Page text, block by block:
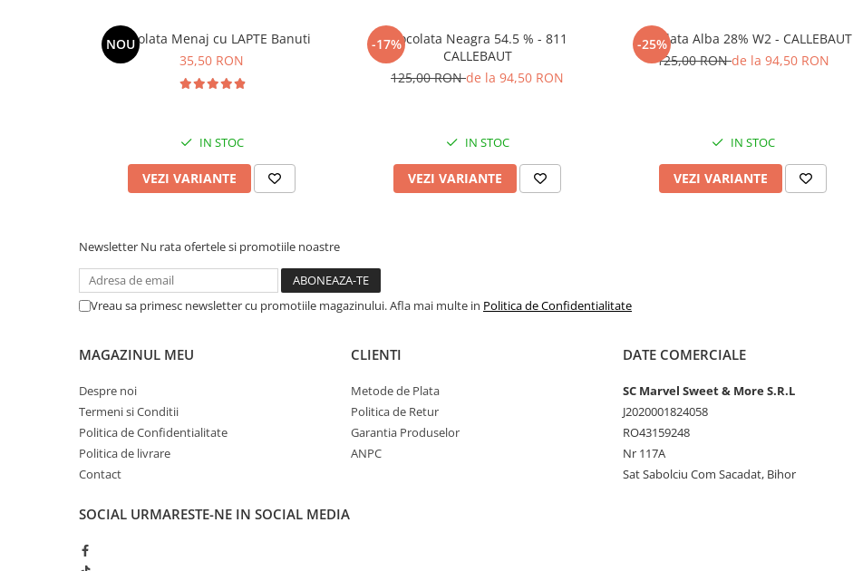
NOU
Ciocolata Menaj cu LAPTE Banuti
35,50 RON
IN STOC
VEZI VARIANTE
-17%Ciocolata Neagra 54.5 % - 811
CALLEBAUT
125,00 RONde la 94,50 RON
IN STOC
VEZI VARIANTE
-25%
Ciocolata Alba 28% W2 - CALLEBAUT
125,00 RONde la 94,50 RON
IN STOC
VEZI VARIANTE
Newsletter Nu rata ofertele si promotiile noastre
Vreau sa primesc newsletter cu promotiile magazinului. Afla mai multe in Politica de Confidentialitate
MAGAZINUL MEU
Despre noi
Termeni si Conditii
Politica de Confidentialitate
Politica de livrare
Contact
CLIENTI
Metode de Plata
Politica de Retur
Garantia Produselor
ANPC
DATE COMERCIALE
SC Marvel Sweet & More S.R.L
J2020001824058
RO43159248
Nr 117A
Sat Sabolciu Com Sacadat, Bihor
SOCIAL URMARESTE-NE IN SOCIAL MEDIA